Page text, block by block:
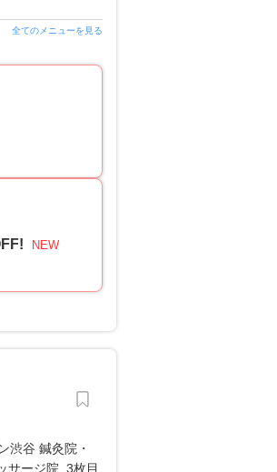
全てのメニューを見る
NEW